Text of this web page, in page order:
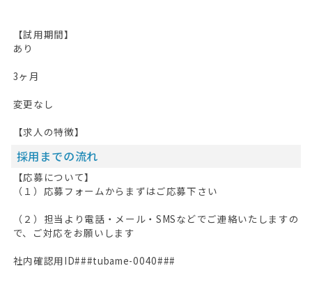
【試用期間】
あり
3ヶ月
変更なし
【求人の特徴】
採用までの流れ
【応募について】
（１）応募フォームからまずはご応募下さい
（２）担当より電話・メール・SMSなどでご連絡いたしますの
で、ご対応をお願いします
社内確認用ID###tubame-0040###